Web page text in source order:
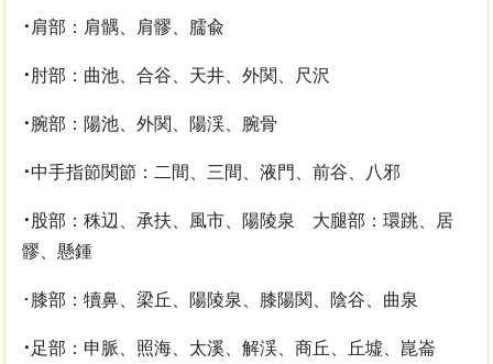
･ 肩部：肩髃、肩髎、臑兪
･ 肘部：曲池、合谷、天井、外関、尺沢
･腕部：陽池、外関、陽渓、腕骨
･中手指節関節：二間、三間、液門、前谷、八邪
･ 股部：秼辺、承扶、風市、陽陵泉 大腿部：環跳、居
髎、懸鍾
･膝部：犢鼻、梁丘、陽陵泉、膝陽関、陰谷、曲泉
･ 足部：申脈、照海、太溪、解渓、商丘、丘墟、崑崙